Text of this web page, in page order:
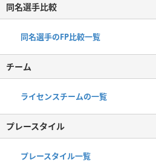
同名選手比較
同名選手のFP比較一覧
チーム
ライセンスチームの一覧
プレースタイル
プレースタイル一覧